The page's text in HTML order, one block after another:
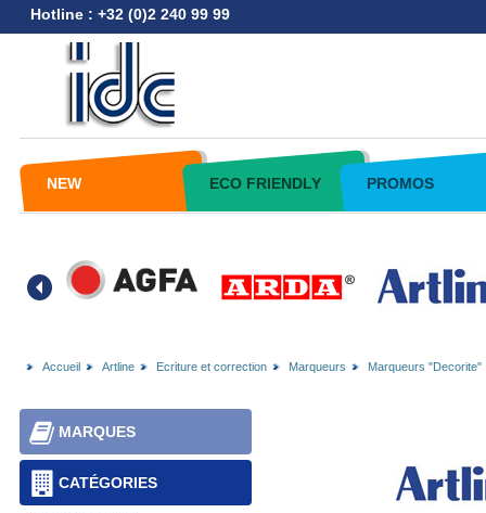
Hotline : +32 (0)2 240 99 99
NEW ECO FRIENDLY PROMOS
Accueil Artline Ecriture et correction Marqueurs Marqueurs "Decorite"
CATÉGORIES
MARQUES